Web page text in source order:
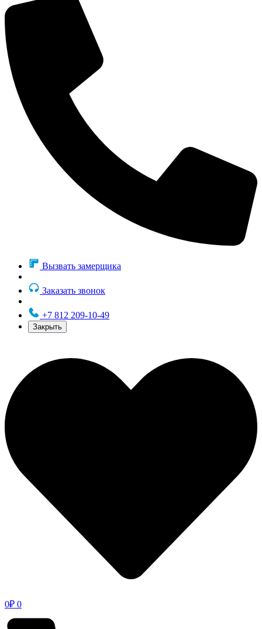
Вызвать замерщика
Заказать звонок
+7 812 209-10-49
Закрыть
0₽ 0